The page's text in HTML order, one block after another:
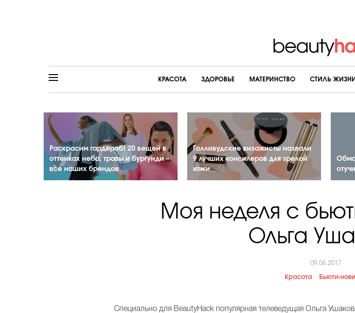
КРАСОТА ЗДОРОВЬЕ МАТЕРИНСТВО CТИЛЬ ЖИЗНИ
Раскрасим гардероб! 20 вещей в
оттенках неба, травы и бургунди –
все наших брендов
Голливудские визажисты назвали
9 лучших консилеров для зрелой
кожи
Моя неделя с
Ольга
09.06.2017
Красота Бьюти-
Специально для BeautyHack популярная телеведущая Ольга